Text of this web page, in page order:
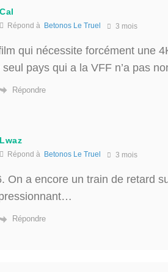
Cal
Répond à Betonos Le Truel 3 mois
qui nécessite forcément une
seul pays qui a la VFF n’a pas
Répondre
Lwaz
Répond à Betonos Le Truel 3 mois
On a encore un train de retard
Répondre